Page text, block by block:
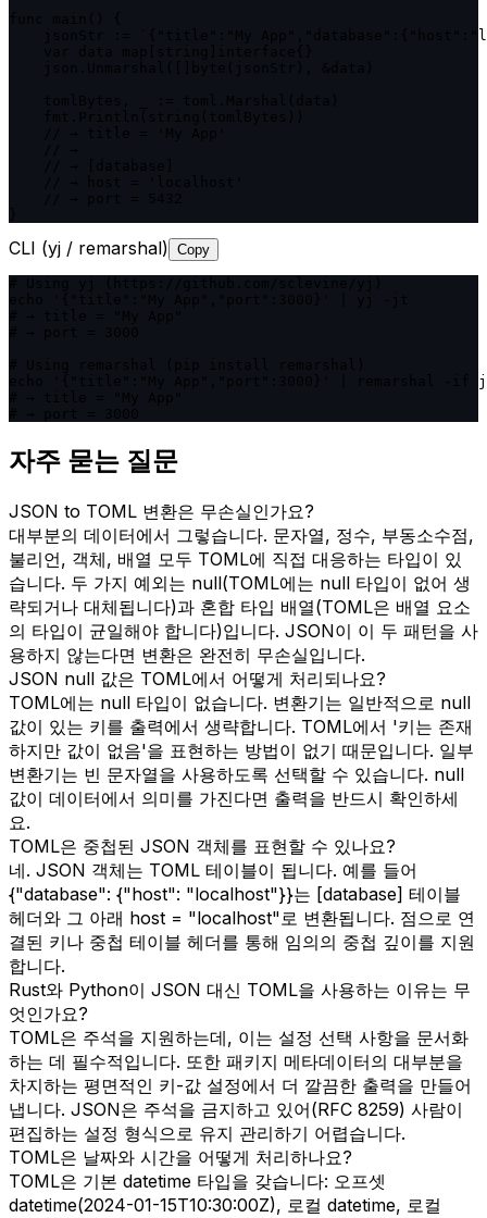
jsonStr := `{"title":"My
CLI (yj / remarshal) Copy
echo '{"title":"My App","port":3000}' | remarshal -if
자주 묻는 질문
JSON to TOML 변환은 무손실인가요?
대부분의 데이터에서 그렇습니다. 문자열, 정수, 부동소수점,
불리언, 객체, 배열 모두 TOML에 직접 대응하는 타입이 있
습니다. 두 가지 예외는 null(TOML에는 null 타입이 없어 생
략되거나 대체됩니다)과 혼합 타입 배열(TOML은 배열 요소
의 타입이 균일해야 합니다)입니다. JSON이 이 두 패턴을 사
용하지 않는다면 변환은 완전히 무손실입니다.
JSON null 값은 TOML에서 어떻게 처리되나요?
TOML에는 null 타입이 없습니다. 변환기는 일반적으로 null
값이 있는 키를 출력에서 생략합니다. TOML에서 '키는 존재
하지만 값이 없음'을 표현하는 방법이 없기 때문입니다. 일부
변환기는 빈 문자열을 사용하도록 선택할 수 있습니다. null
값이 데이터에서 의미를 가진다면 출력을 반드시 확인하세
요.
TOML은 중첩된 JSON 객체를 표현할 수 있나요?
네. JSON 객체는 TOML 테이블이 됩니다. 예를 들어
{"database": {"host": "localhost"}}는 [database] 테이블
헤더와 그 아래 host = "localhost"로 변환됩니다. 점으로 연
결된 키나 중첩 테이블 헤더를 통해 임의의 중첩 깊이를 지원
합니다.
Rust와 Python이 JSON 대신 TOML을 사용하는 이유는 무
엇인가요?
TOML은 주석을 지원하는데, 이는 설정 선택 사항을 문서화
하는 데 필수적입니다. 또한 패키지 메타데이터의 대부분을
차지하는 평면적인 키-값 설정에서 더 깔끔한 출력을 만들어
냅니다. JSON은 주석을 금지하고 있어(RFC 8259) 사람이
편집하는 설정 형식으로 유지 관리하기 어렵습니다.
TOML은 날짜와 시간을 어떻게 처리하나요?
TOML은 기본 datetime 타입을 갖습니다: 오프셋
datetime(2024-01-15T10:30:00Z), 로컬 datetime, 로컬